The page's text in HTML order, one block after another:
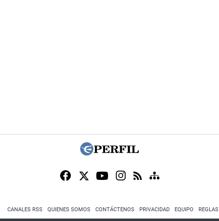
CANALES RSS QUIENES SOMOS CONTÁCTENOS PRIVACIDAD EQUIPO